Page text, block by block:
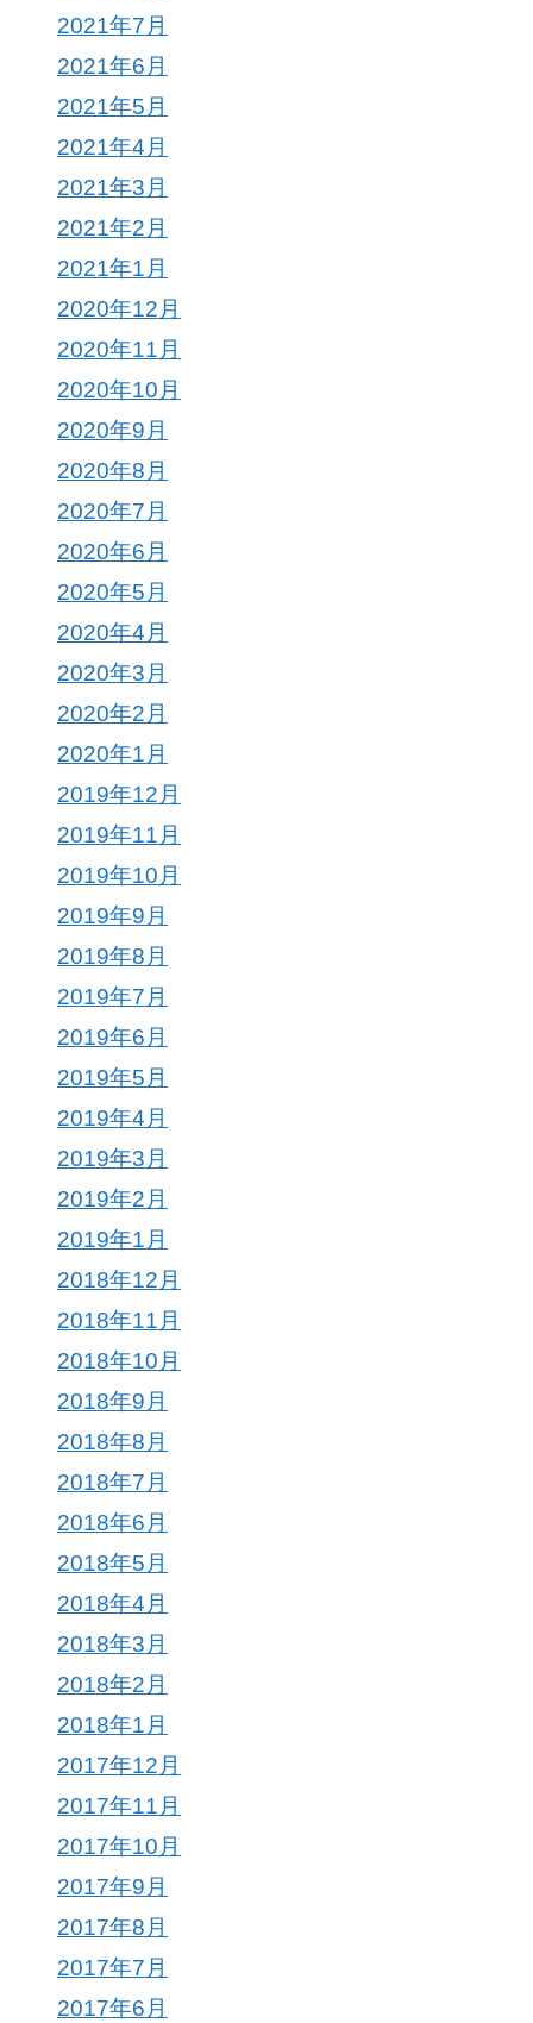
2021年7月
2021年6月
2021年5月
2021年4月
2021年3月
2021年2月
2021年1月
2020年12月
2020年11月
2020年10月
2020年9月
2020年8月
2020年7月
2020年6月
2020年5月
2020年4月
2020年3月
2020年2月
2020年1月
2019年12月
2019年11月
2019年10月
2019年9月
2019年8月
2019年7月
2019年6月
2019年5月
2019年4月
2019年3月
2019年2月
2019年1月
2018年12月
2018年11月
2018年10月
2018年9月
2018年8月
2018年7月
2018年6月
2018年5月
2018年4月
2018年3月
2018年2月
2018年1月
2017年12月
2017年11月
2017年10月
2017年9月
2017年8月
2017年7月
2017年6月